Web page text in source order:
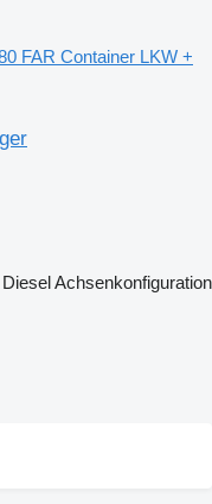
FAR Container LKW +
DieselAchsenkonfiguration